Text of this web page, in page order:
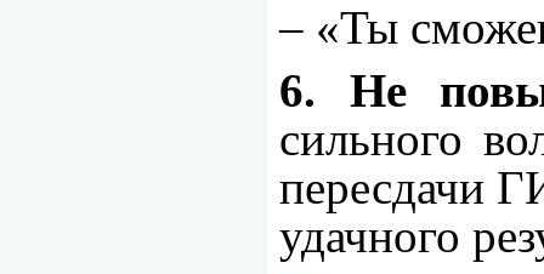
– «Ты
6. Не
сильного
пересдачи
удачного